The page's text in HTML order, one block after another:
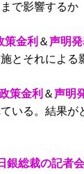
で影響するか
策金利 ＆声明
とそれによる
策金利 ＆声明
いる。結果が
銀総裁の記者